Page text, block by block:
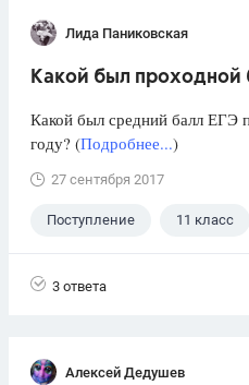
Лида Паниковская
Какой был проходной
Какой был средний балл ЕГЭ
году? (Подробнее...)
27 сентября 2017
Поступление 11 класс
3 ответа
Алексей Дедушев